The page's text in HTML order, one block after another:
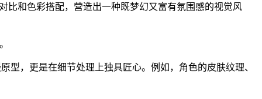
比和色彩搭配，营造出一种既梦幻又富有氛围感的视觉风
型，更是在细节处理上独具匠心。例如，角色的皮肤纹理、